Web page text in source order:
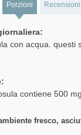
Porzioni Recensioni
con acqua. questi
contiene 500
fresco,